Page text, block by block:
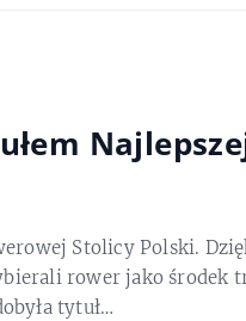
Stolicy Polski.
rower jako środek
tytuł…